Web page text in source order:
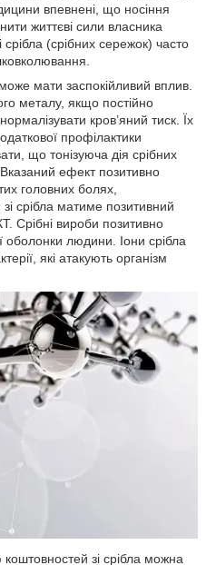
впевнені, що носіння
життєві сили власника
срібла (срібних сережок) часто
може мати заспокійливий вплив.
металу, якщо постійно
кров’яний тиск. Їх
профілактики
що тонізуюча дія срібних
ефект позитивно
головних болях,
зі срібла матиме позитивний
Срібні вироби позитивно
оболонки людини. Іони срібла
які атакують організм
зі срібла можна